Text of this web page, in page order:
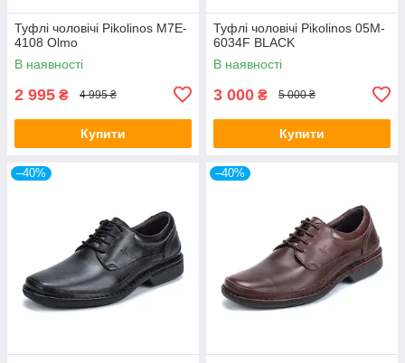
Туфлі чоловічі Pikolinos M7E-
4108 Olmo
В наявності
2 995 ₴ 4 995 ₴
Купити
Туфлі чоловічі Pikolinos 05M-
6034F BLACK
В наявності
3 000 ₴ 5 000 ₴
Купити
–40% –40%